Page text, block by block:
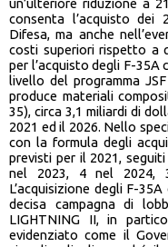
un’ulteriore riduzione a
consenta l’acquisto
Difesa, ma anche
costi superiori rispetto a
per l’acquisto degli F-
livello del programma
produce materiali
35), circa 3,1 miliardi di
2021 ed il 2026. Nello
con la formula degli
previsti per il 2021,
nel 2023, 4 nel 2024,
L’acquisizione degli F-
decisa campagna di
LIGHTNING II, in
evidenziato come il